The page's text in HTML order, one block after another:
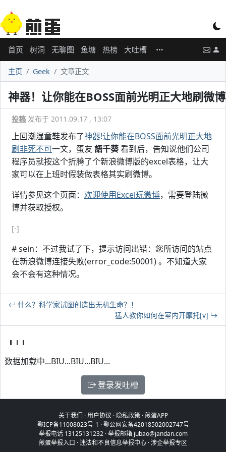
首页 树洞 无聊图 鱼塘 热榜 大吐槽
主页 Geek 文章正文
神器！让你能在BOSS面前光明正大地刷微博
投稿 发布于 2011.09.17 , 13:07
上回潮湿童鞋发布了神器!让你能在BOSS面前光明正大地
刷非死不可一文，蛋友 語千葵看到后，告知说他们公司
程序员就按这个折腾了个新浪微博版的excel表格，让大
家可以在上班时假装做表格其实刷微博。
详情参见这个页面： 欢迎使用Excel玩微博，需要登陆微
博并获取授权。
[-]
# sein：不过我试了下，提示访问出错：您所访问的站点
在新浪微博连接失败(error_code:50001) 。不知道大家
会不会有这种情况。
什么？科学家试图创造出无机生命？！
猛人教你如何在室内开摩托[v]
数据加载中...BIU...BIU...BIU...
登录发吐槽
关于我们 ·用户协议 · 隐私政策·煎蛋APP
鄂ICP备11008023号-1 ·鄂公网安备42018502002747号
举报电话 13125131232 · 举报邮箱 jubao@jandan.com
煎蛋举报入口 ·违法和不良信息举报中心 ·涉企举报专区